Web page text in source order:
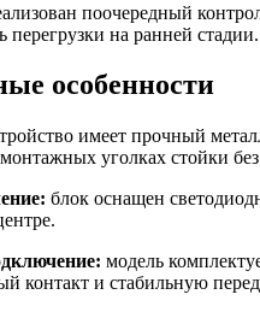
поочередный
перегрузки на ранней стадии.
особенности
имеет прочный
уголках стойки
блок оснащен
модель
контакт и стабильную